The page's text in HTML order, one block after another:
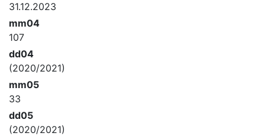
31.12.2023
mm04
107
dd04
(2020/2021)
mm05
33
dd05
(2020/2021)